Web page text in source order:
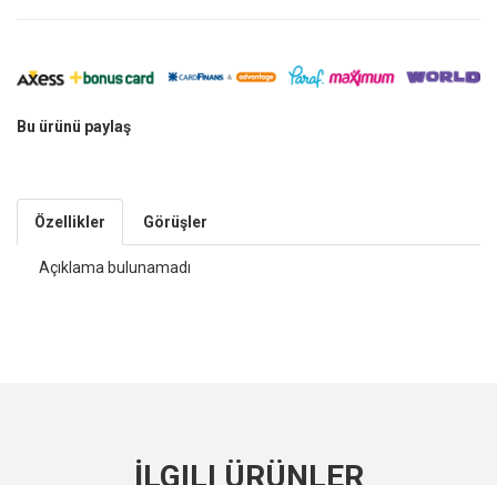
Bu ürünü paylaş
Özellikler Görüşler
Açıklama bulunamadı
İLGILI ÜRÜNLER